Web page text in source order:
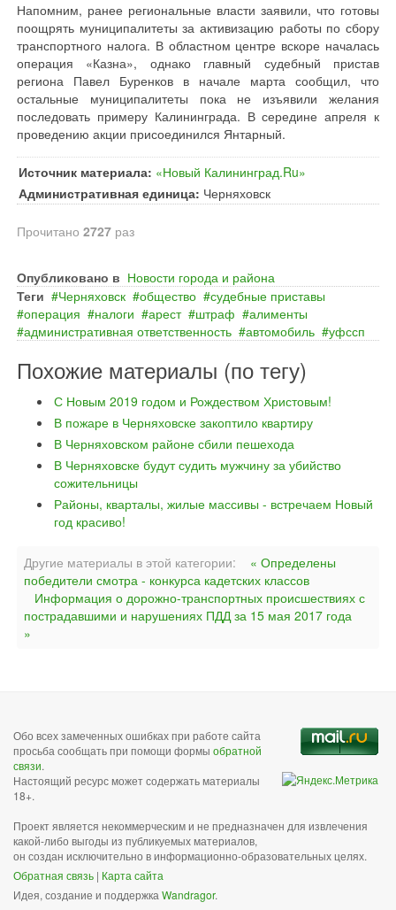
Напомним, ранее региональные власти заявили, что готовы
поощрять муниципалитеты за активизацию работы по сбору
транспортного налога. В областном центре вскоре началась
операция «Казна», однако главный судебный пристав
региона Павел Буренков в начале марта сообщил, что
остальные муниципалитеты пока не изъявили желания
последовать примеру Калининграда. В середине апреля к
проведению акции присоединился Янтарный.
Источник материала: «Новый Калининград.Ru»
Административная единица: Черняховск
Прочитано 2727 раз
Опубликовано в Новости города и района
Теги
Черняховск общество
судебные приставы
операция
налоги арест штраф
алименты
административная ответственность
автомобиль уфссп
Похожие материалы (по тегу)
С Новым 2019 годом и Рождеством Христовым!
В пожаре в Черняховске закоптило квартиру
В Черняховском районе сбили пешехода
В Черняховске будут судить мужчину за убийство
сожительницы
Районы, кварталы, жилые массивы - встречаем Новый
год красиво!
Другие материалы в этой категории:
« Определены
победители смотра - конкурса кадетских классов
Информация о дорожно-транспортных происшествиях с
пострадавшими и нарушениях ПДД за 15 мая 2017 года
»
Обо всех замеченных ошибках при работе сайта
просьба сообщать при помощи формы обратной
связи.
Настоящий ресурс может содержать материалы
18+.
Проект является некоммерческим и не предназначен для извлечения
какой-либо выгоды из публикуемых материалов,
он создан исключительно в информационно-образовательных целях.
Обратная связь | Карта сайта
Идея, создание и поддержка Wandragor.